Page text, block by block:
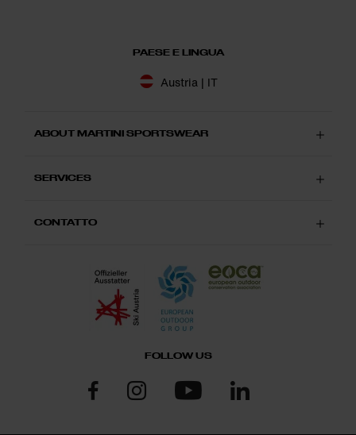
PAESE E LINGUA
Austria | IT
ABOUT MARTINI SPORTSWEAR
SERVICES
CONTATTO
FOLLOW US